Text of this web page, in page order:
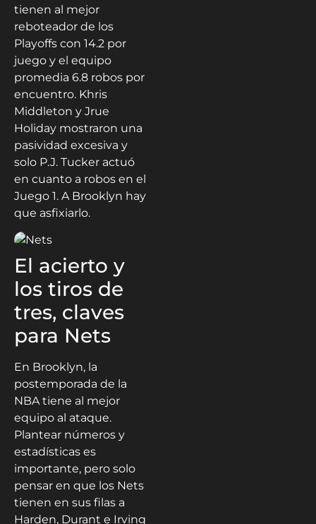
tienen al mejor
reboteador de los
Playoffs con 14.2 por
juego y el equipo
promedia 6.8 robos por
encuentro. Khris
Middleton y Jrue
Holiday mostraron una
pasividad excesiva y
solo P.J. Tucker actuó
en cuanto a robos en el
Juego 1. A Brooklyn hay
que asfixiarlo.
El acierto y
los tiros de
tres, claves
para Nets
En Brooklyn, la
postemporada de la
NBA tiene al mejor
equipo al ataque.
Plantear números y
estadísticas es
importante, pero solo
pensar en que los Nets
tienen en sus filas a
Harden, Durant e Irving